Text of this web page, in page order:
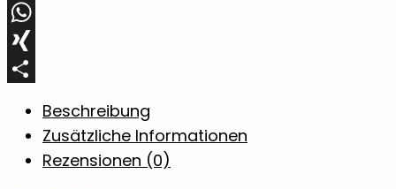
LinkedIn
WhatsApp
XING
Beschreibung
Zusätzliche Informationen
Rezensionen (0)